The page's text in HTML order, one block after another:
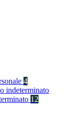
4
indeterminato
12